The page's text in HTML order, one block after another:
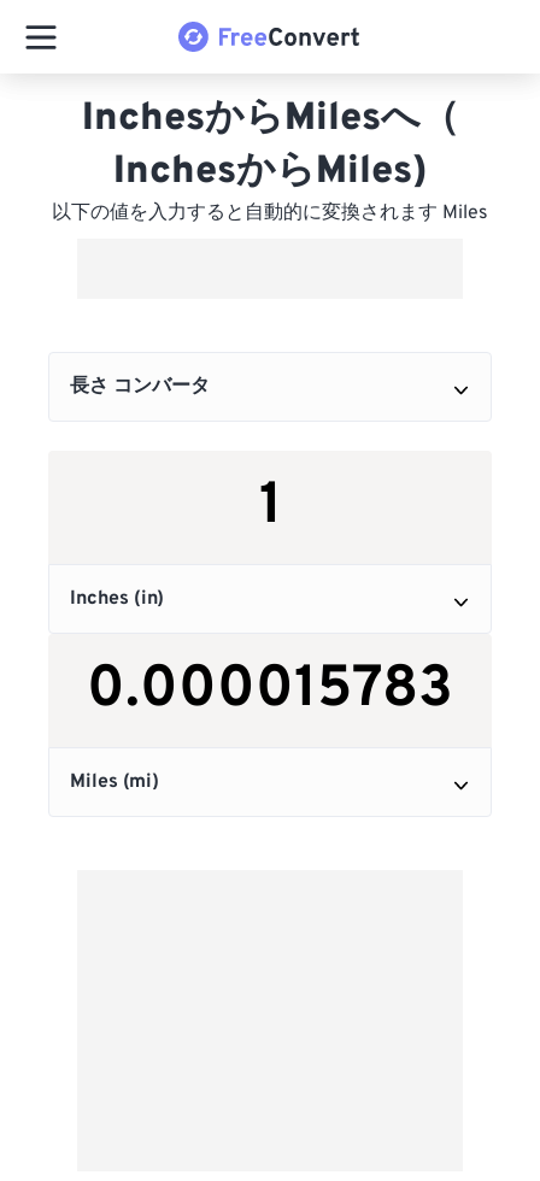
InchesからMilesへ（
InchesからMiles)
以下の値を入力すると自動的に変換されます Miles